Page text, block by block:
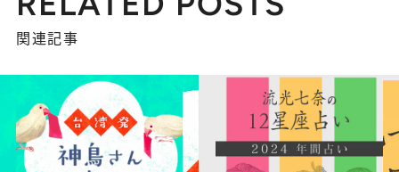
関連記事